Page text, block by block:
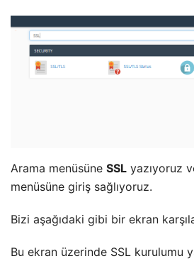
Arama menüsüne SSL yazıyoruz
menüsüne giriş sağlıyoruz.
Bizi aşağıdaki gibi bir ekran
Bu ekran üzerinde SSL kurulumu